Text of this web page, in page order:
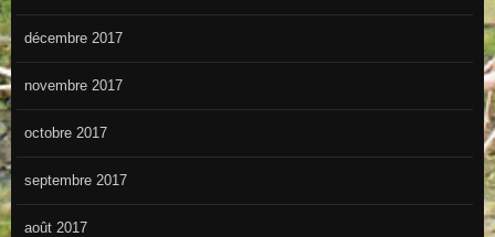
décembre 2017
novembre 2017
octobre 2017
septembre 2017
août 2017